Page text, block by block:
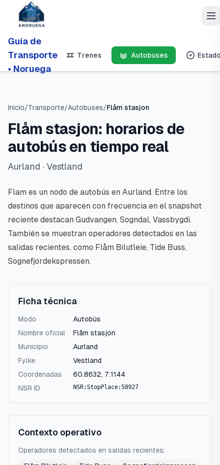
Guía de
Transporte
• Noruega
Trenes Autobuses
Inicio/Transporte/Autobuses/Flåm stasjon
Flåm stasjon: horarios de
autobús en tiempo real
Aurland · Vestland
Flam es un nodo de autobús en Aurland. Entre los
destinos que aparecen con frecuencia en el snapshot
reciente destacan Gudvangen, Sogndal, Vassbygdi.
También se muestran operadores detectados en las
salidas recientes, como Flåm Bilutleie, Tide Buss,
Sognefjordekspressen.
Ficha técnica
Modo
Autobús
Nombre oficial
Flåm stasjon
Municipio
Aurland
Fylke
Vestland
Coordenadas
60.8632, 7.1144
NSR ID
NSR:StopPlace:58927
Contexto operativo
Operadores detectados en salidas recientes: